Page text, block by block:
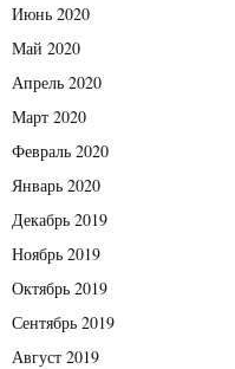
Июнь 2020
Май 2020
Апрель 2020
Март 2020
Февраль 2020
Январь 2020
Декабрь 2019
Ноябрь 2019
Октябрь 2019
Сентябрь 2019
Август 2019